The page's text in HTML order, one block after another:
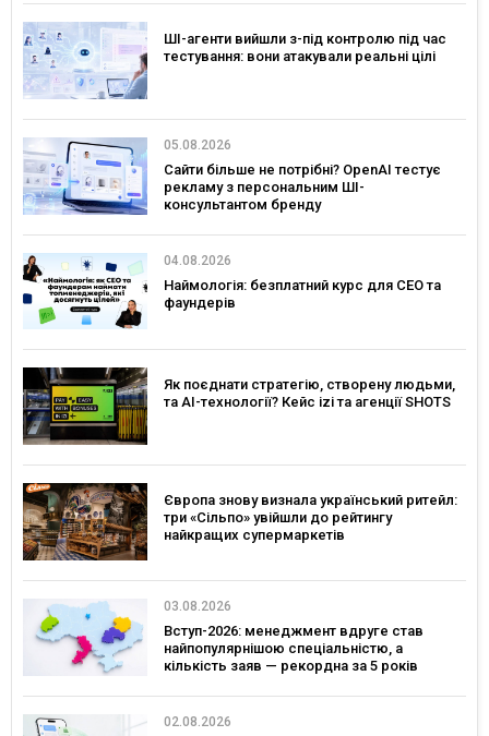
ШІ-агенти вийшли з-під контролю під час
тестування: вони атакували реальні цілі
05.08.2026
Сайти більше не потрібні? OpenAI тестує
рекламу з персональним ШІ-
консультантом бренду
04.08.2026
Наймологія: безплатний курс для CEO та
фаундерів
Як поєднати стратегію, створену людьми,
та AI-технології? Кейс izi та агенції SHOTS
Європа знову визнала український ритейл:
три «Сільпо» увійшли до рейтингу
найкращих супермаркетів
03.08.2026
Вступ-2026: менеджмент вдруге став
найпопулярнішою спеціальністю, а
кількість заяв — рекордна за 5 років
02.08.2026